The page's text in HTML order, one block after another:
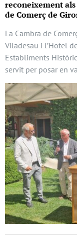
reconeixement
de Comerç de
La Cambra de
Viladesau i l’Hotel
Establiments
servit per posar en